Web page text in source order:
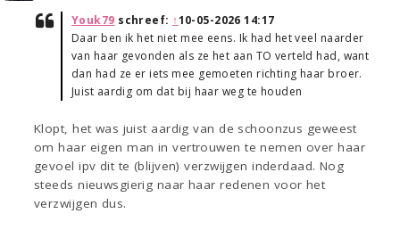
Youk79 schreef: ↑10-05-2026 14:17
Daar ben ik het niet mee eens. Ik had het veel naarder
van haar gevonden als ze het aan TO verteld had, want
dan had ze er iets mee gemoeten richting haar broer.
Juist aardig om dat bij haar weg te houden
Klopt, het was juist aardig van de schoonzus geweest
om haar eigen man in vertrouwen te nemen over haar
gevoel ipv dit te (blijven) verzwijgen inderdaad. Nog
steeds nieuwsgierig naar haar redenen voor het
verzwijgen dus.